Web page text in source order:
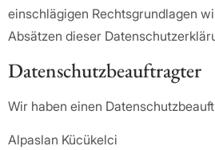
einschlägigen Rechtsgrundlagen
Absätzen dieser
Datenschutz­beauftragter
Wir haben einen
Alpaslan Kücükelci